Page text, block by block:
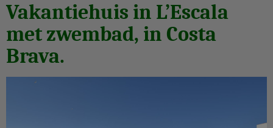
Vakantiehuis in L’Escala
met zwembad, in Costa
Brava.